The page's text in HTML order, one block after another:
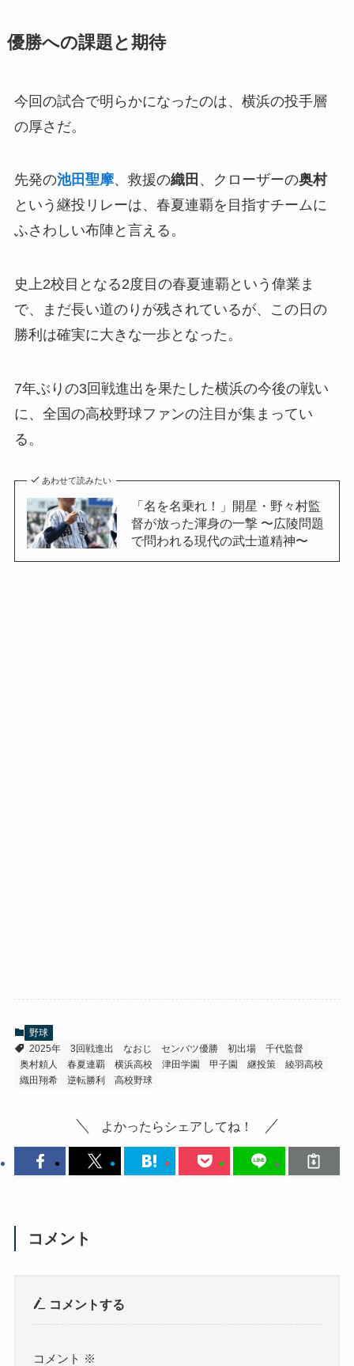
優勝への課題と期待
今回の試合で明らかになったのは、横浜の投手層
の厚さだ。
先発の池田聖摩、救援の織田 、クローザーの奥村
という継投リレーは、春夏連覇を目指すチームに
ふさわしい布陣と言える。
史上2校目となる2度目の春夏連覇という偉業ま
で、まだ長い道のりが残されているが、この日の
勝利は確実に大きな一歩となった。
7年ぶりの3回戦進出を果たした横浜の今後の戦い
に、全国の高校野球ファンの注目が集まってい
る。
あわせて読みたい
「名を名乗れ！」開星・野々村監
督が放った渾身の一撃 〜広陵問題
で問われる現代の武士道精神〜
野球
2025年
3回戦進出 なおじ センバツ優勝 初出場
千代監督
奥村頼人
春夏連覇 横浜高校 津田学園 甲子園 継投策
綾羽高校
織田翔希
逆転勝利 高校野球
よかったらシェアしてね！
コメント
コメントする
コメント ※